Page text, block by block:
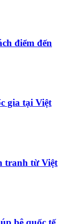
điểm đến
gia tại Việt
tranh từ Việt